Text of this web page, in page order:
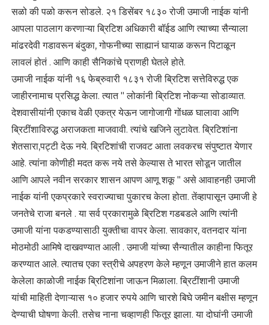
सळो की पळो करून सोडले. २१ डिसेंबर १८३० रोजी उमाजी नाईक यांनी
आपला पाठलाग करणाऱ्या ब्रिटिश अधिकारी बॉईड आणि त्याच्या सैन्याला
मांढरदेवी गडावरून बंदुका, गोफनीच्या साह्यानं घायाळ करून पिटाळून
लावलं होतं . आणि काही सैनिकांचे प्राणही घेतले होते.
उमाजी नाईक यांनी १६ फेब्रुवारी १८३१ रोजी ब्रिटिश सत्तेविरुद्ध एक
जाहीरनामाच प्रसिद्ध केला. त्यात " लोकांनी ब्रिटिश नोकऱ्या सोडाव्यात.
देशवासीयांनी एकाच वेळी एकत्र येऊन जागोजागी गोंधळ घालावा आणि
ब्रिटींशाविरुद्ध अराजकता माजवावी. त्यांचे खजिने लुटावेत. ब्रिटिशांना
शेतसारा,पट्टी देऊ नये. ब्रिटिशांची राजवट आता लवकरच संपुष्टात येणार
आहे. त्यांना कोणीही मदत करू नये तसे केल्यास ते भारत सोडून जातील
आणि आपले नवीन सरकार शासन आपण आणू शकू " असे आवाहनही उमाजी
नाईक यांनी एकप्रकारे स्वराज्याचा पुकारच केला होता. तेंव्हापासून उमाजी हे
जनतेचे राजा बनले . या सर्व प्रकारामुळे ब्रिटिश गडबडले आणि त्यांनी
उमाजी यांना पकडण्यासाठी युक्तीचा वापर केला. सावकार, वतनदार यांना
मोठमोठी आमिषे दाखवण्यात आली . उमाजी यांच्या सैन्यातील काहीना फितूर
करण्यात आले. त्यातच एका स्त्रीचे अपहरण केले म्हणून उमाजीने हात कलम
केलेला काळोजी नाईक ब्रिटिशांना जाऊन मिळाला. ब्रिटींशानी उमाजी
यांची माहिती देणाऱ्यास १० हजार रुपये आणि चारशे बिघे जमीन बक्षीस म्हणून
देण्याची घोषणा केली. तसेच नाना चव्हाणही फितूर झाला. या दोघांनी उमाजी